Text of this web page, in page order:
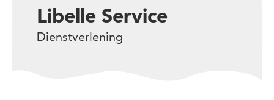
Libelle Service
Dienstverlening